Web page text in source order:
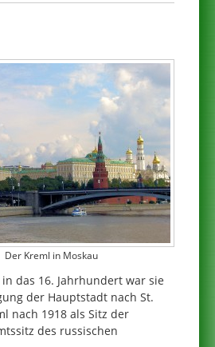
Der Kreml in Moskau
das 16. Jahrhundert war sie
der Hauptstadt nach St.
nach 1918 als Sitz der
des russischen